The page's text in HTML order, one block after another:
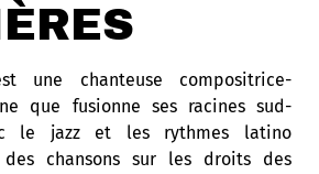
une chanteuse compositrice-
que fusionne ses racines sud-
le jazz et les rythmes latino
des chansons sur les droits des